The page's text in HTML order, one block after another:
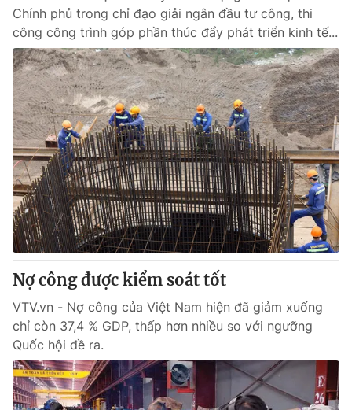
Chính phủ trong chỉ đạo giải ngân đầu tư công, thi
công công trình góp phần thúc đẩy phát triển kinh tế...
Nợ công được kiểm soát tốt
VTV.vn - Nợ công của Việt Nam hiện đã giảm xuống
chỉ còn 37,4 % GDP, thấp hơn nhiều so với ngưỡng
Quốc hội đề ra.